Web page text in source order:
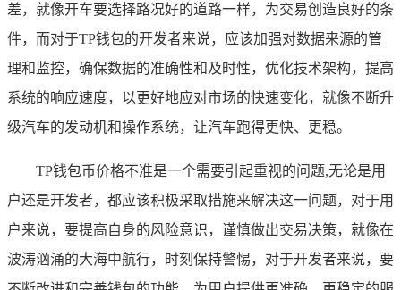
差，就像开车要选择路况好的道路一样，为交易创造良好的条
件，而对于TP钱包的开发者来说，应该加强对数据来源的管
理和监控，确保数据的准确性和及时性，优化技术架构，提高
系统的响应速度，以更好地应对市场的快速变化，就像不断升
级汽车的发动机和操作系统，让汽车跑得更快、更稳。
TP钱包币价格不准是一个需要引起重视的问题,无论是用
户还是开发者，都应该积极采取措施来解决这一问题，对于用
户来说，要提高自身的风险意识，谨慎做出交易决策，就像在
波涛汹涌的大海中航行，时刻保持警惕，对于开发者来说，要